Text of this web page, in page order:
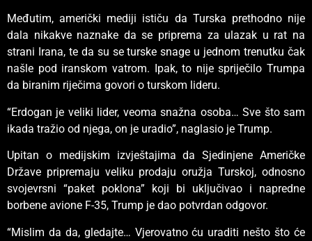
Međutim, američki mediji ističu da Turska prethodno nije
dala nikakve naznake da se priprema za ulazak u rat na
strani Irana, te da su se turske snage u jednom trenutku čak
našle pod iranskom vatrom. Ipak, to nije spriječilo Trumpa
da biranim riječima govori o turskom lideru.
“Erdogan je veliki lider, veoma snažna osoba… Sve što sam
ikada tražio od njega, on je uradio”, naglasio je Trump.
Upitan o medijskim izvještajima da Sjedinjene Američke
Države pripremaju veliku prodaju oružja Turskoj, odnosno
svojevrsni “paket poklona” koji bi uključivao i napredne
borbene avione F-35, Trump je dao potvrdan odgovor.
“Mislim da da, gledajte… Vjerovatno ću uraditi nešto što će